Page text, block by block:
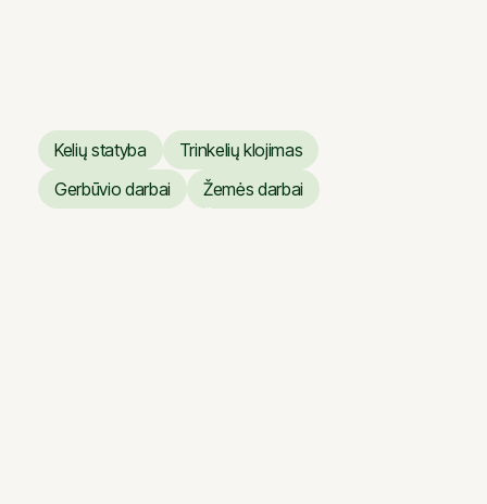
darbai
Kelių statyba
Kelių statyba
Trinkelių klojimas
Trinkelių klojimas
Gerbūvio darbai
Žemės darbai